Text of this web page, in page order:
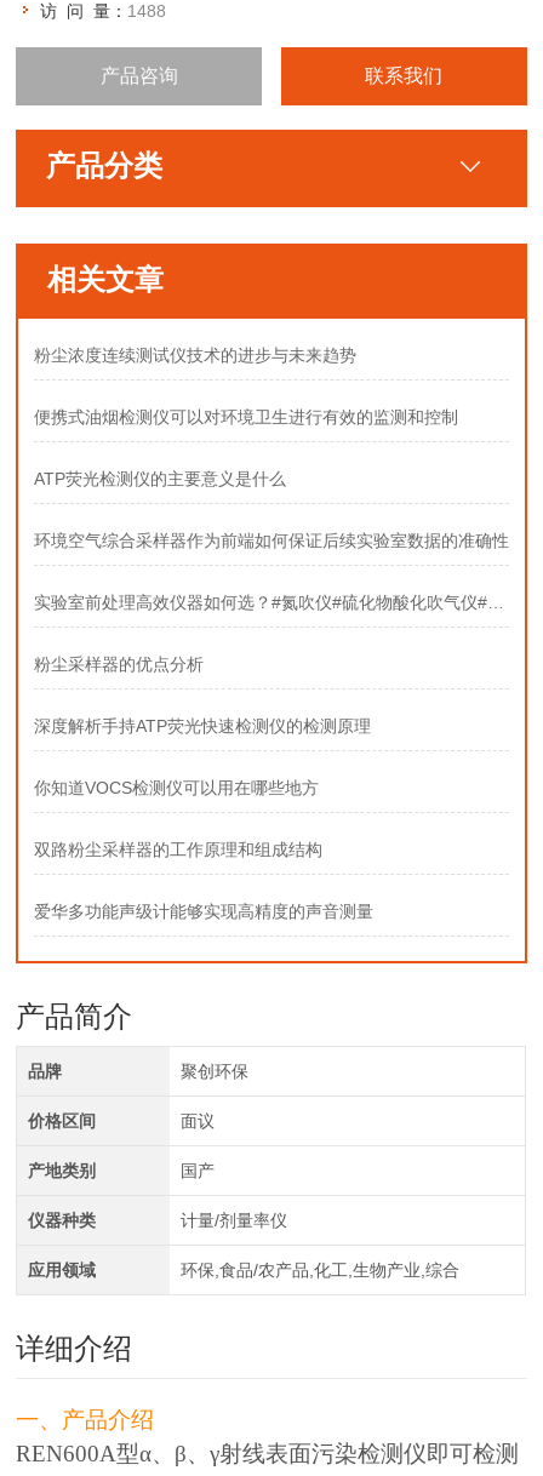
访 问 量： 1488
产品咨询 联系我们
产品分类
相关文章
粉尘浓度连续测试仪技术的进步与未来趋势
便携式油烟检测仪可以对环境卫生进行有效的监测和控制
ATP荧光检测仪的主要意义是什么
环境空气综合采样器作为前端如何保证后续实验室数据的准确性
实验室前处理高效仪器如何选？#氮吹仪#硫化物酸化吹气仪#固相萃取装置
粉尘采样器的优点分析
深度解析手持ATP荧光快速检测仪的检测原理
你知道VOCS检测仪可以用在哪些地方
双路粉尘采样器的工作原理和组成结构
爱华多功能声级计能够实现高精度的声音测量
产品简介
品牌 聚创环保
价格区间 面议
产地类别 国产
仪器种类 计量/剂量率仪
应用领域 环保,食品/农产品,化工,生物产业,综合
详细介绍
一、产品介绍
REN600A型α、β、γ射线表面污染检测仪即可检测